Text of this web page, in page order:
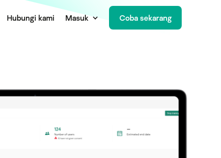
Hubungi kami Masuk Coba sekarang